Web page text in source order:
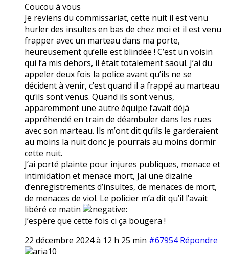
Coucou à vous
Je reviens du commissariat, cette nuit il est venu
hurler des insultes en bas de chez moi et il est venu
frapper avec un marteau dans ma porte,
heureusement qu’elle est blindée ! C’est un voisin
qui l’a mis dehors, il était totalement saoul. J’ai du
appeler deux fois la police avant qu’ils ne se
décident à venir, c’est quand il a frappé au marteau
qu’ils sont venus. Quand ils sont venus,
apparemment une autre équipe l’avait déjà
appréhendé en train de déambuler dans les rues
avec son marteau. Ils m’ont dit qu’ils le garderaient
au moins la nuit donc je pourrais au moins dormir
cette nuit.
J’ai porté plainte pour injures publiques, menace et
intimidation et menace mort, Jai une dizaine
d’enregistrements d’insultes, de menaces de mort,
de menaces de viol. Le policier m’a dit qu’il l’avait
libéré ce matin
J’espère que cette fois ci ça bougera !
22 décembre 2024 à 12 h 25 min #67954 Répondre
aria10